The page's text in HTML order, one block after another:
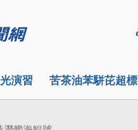
演習 苦茶油苯駢芘超標